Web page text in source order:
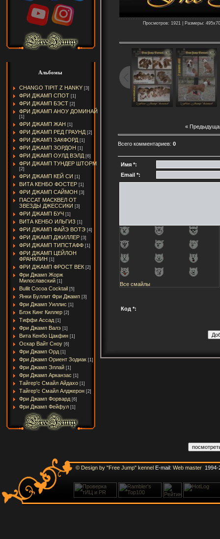
Альбомы
CHANGO TIPIT Z HANKY [3]
ФРИ ДЖАМП СПОТ [1]
ФРИ ДЖАМП БЭСТ [2]
ФРИ ДЖАМП АНОУ ДОМИНАЙ
[1]
ФРИ ДЖАМП ЖАН [1]
ФРИ ДЖАМП РЕД ГРАУНД [2]
ФРИ ДЖАМП ЗАКФОРД [1]
ФРИ ДЖАМП ЗОРДОН [1]
ФРИ ДЖАМП ОУЛД ВЭЛД [6]
ФРИ ДЖАМП ТУНДЕР ШТОРМ
[2]
ФРИ ДЖАМП КЕЙ СИ [1]
ВИТА КЕНБО ФОСТЕР [1]
ФРИ ДЖАМП САЙМОН [3]
ПАССАТ МАСКВЕЛ ОТ
ЗВЕЗДЫ ДЖЕССИКИ [3]
ФРИ ДЖАМП БУЧ [1]
ВИТА КЕНБО ИЛЬГИЗ [1]
ФРИ ДЖАМП ФАЙЭ ВОТЭ [4]
ФРИ ДЖАМП ДЖИЛЛЕР [3]
ФРИ ДЖАМП ТИПСТАФФ [1]
ФРИ ДЖАМП ЦЕЙЛОН
ФРАНКЛИН [1]
ФРИ ДЖАМП ФРОСТ ВЕК [2]
Фри Джамп Жорж
Милославский [1]
Bullit Cocoa Cocktail [5]
Янки Буллит Фри Джамп [3]
Фри Джамп Уиллис [1]
Блэк Кинг Киллер [2]
Тиффи Ассад [1]
Фри Джамп Валэ [1]
Вита Кенбо Цакфин [1]
Оскар Вайт Сноу [6]
Фри Джамп Орд [1]
Фри Джамп Ориент Зодиак [1]
Фри Джамп Эллай [1]
Фри Джамп Арканзас [1]
Тайгер'с Смайл Айдахо [1]
Тайгер'с Смайл Алджерон [2]
Фри Джамп Форвард [6]
Фри Джамп Фейфул [1]
Просмотров: 1921 | Размеры:
«
Всего комментариев: 0
Имя *:
Email *:
Все смайлы
Код *:
© Design by "Free Jump" kennelE-mail: Web master